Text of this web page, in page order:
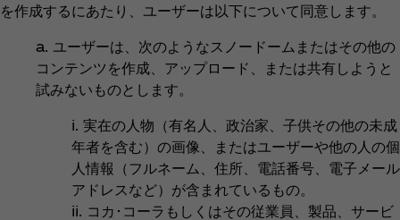
を作成するにあたり、ユーザーは以下について同意します。
a. ユーザーは、次のようなスノードームまたはその他の
コンテンツを作成、アップロード、または共有しようと
試みないものとします。
i. 実在の人物（有名人、政治家、子供その他の未成
年者を含む）の画像、またはユーザーや他の人の個
人情報（フルネーム、住所、電話番号、電子メール
アドレスなど）が含まれているもの。
ii. コカ･コーラもしくはその従業員、製品、サービ